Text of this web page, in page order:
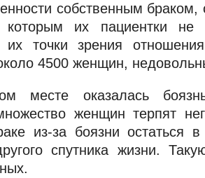
собственным браком,
их пациентки не
их точки зрения
4500 женщин,
месте оказалась
женщин терпят
из-за боязни остаться
спутника жизни.